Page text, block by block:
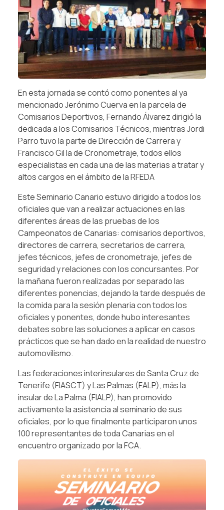
En esta jornada se contó como ponentes al ya
mencionado Jerónimo Cuerva en la parcela de
Comisarios Deportivos, Fernando Álvarez dirigió la
dedicada a los Comisarios Técnicos, mientras Jordi
Parro tuvo la parte de Dirección de Carrera y
Francisco Gil la de Cronometraje, todos ellos
especialistas en cada una de las materias a tratar y
altos cargos en el ámbito de la RFEDA
Este Seminario Canario estuvo dirigido a todos los
oficiales que van a realizar actuaciones en las
diferentes áreas de las pruebas de los
Campeonatos de Canarias: comisarios deportivos,
directores de carrera, secretarios de carrera,
jefes técnicos, jefes de cronometraje, jefes de
seguridad y relaciones con los concursantes. Por
la mañana fueron realizadas por separado las
diferentes ponencias, dejando la tarde después de
la comida para la sesión plenaria con todos los
oficiales y ponentes, donde hubo interesantes
debates sobre las soluciones a aplicar en casos
prácticos que se han dado en la realidad de nuestro
automovilismo.
Las federaciones interinsulares de Santa Cruz de
Tenerife (FIASCT) y Las Palmas (FALP), más la
insular de La Palma (FIALP), han promovido
activamente la asistencia al seminario de sus
oficiales, por lo que finalmente participaron unos
100 representantes de toda Canarias en el
encuentro organizado por la FCA.